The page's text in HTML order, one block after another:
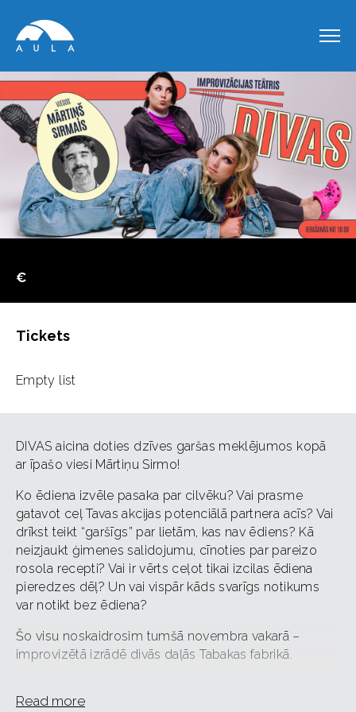
€
Tickets
Empty list
DIVAS aicina doties dzīves garšas meklējumos kopā
ar īpašo viesi Mārtiņu Sirmo!
Ko ēdiena izvēle pasaka par cilvēku? Vai prasme
gatavot ceļ Tavas akcijas potenciālā partnera acīs? Vai
drīkst teikt “garšīgs” par lietām, kas nav ēdiens? Kā
neizjaukt ģimenes salidojumu, cīnoties par pareizo
rosola recepti? Vai ir vērts ceļot tikai izcilas ēdiena
pieredzes dēļ? Un vai vispār kāds svarīgs notikums
var notikt bez ēdiena?
Šo visu noskaidrosim tumšā novembra vakarā –
improvizētā izrādē divās daļās Tabakas fabrikā.
DIVĀM, caur skatītāju ieteikumiem atklājot dažādas
Read more